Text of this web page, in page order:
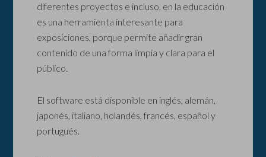
diferentes proyectos e incluso, en la educación
es una herramienta interesante para
exposiciones, porque permite añadir gran
contenido de una forma limpia y clara para el
público.
El software está disponible en inglés, alemán,
japonés, italiano, holandés, francés, español y
portugués.